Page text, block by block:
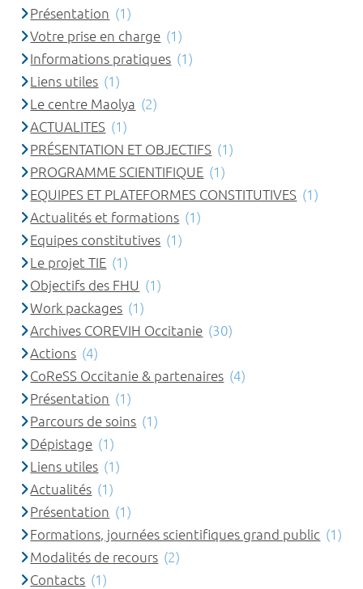
Présentation (1)
Votre prise en charge (1)
Informations pratiques (1)
Liens utiles (1)
Le centre Maolya (2)
ACTUALITES (1)
PRÉSENTATION ET OBJECTIFS (1)
PROGRAMME SCIENTIFIQUE (1)
EQUIPES ET PLATEFORMES CONSTITUTIVES (1)
Actualités et formations (1)
Equipes constitutives (1)
Le projet TIE (1)
Objectifs des FHU (1)
Work packages (1)
Archives COREVIH Occitanie (30)
Actions (4)
CoReSS Occitanie & partenaires (4)
Présentation (1)
Parcours de soins (1)
Dépistage (1)
Liens utiles (1)
Actualités (1)
Présentation (1)
Formations, journées scientifiques grand public (1)
Modalités de recours (2)
Contacts (1)